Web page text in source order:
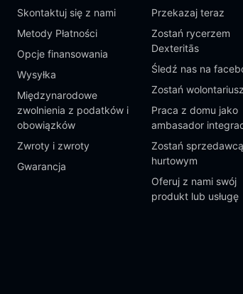
Skontaktuj się z nami
Metody Płatności
Opcje finansowania
Wysyłka
Międzynarodowe
zwolnienia z podatków i
obowiązków
Zwroty i zwroty
Gwarancja
Przekazaj teraz
Zostań rycerzem
Dexteritās
Śledź nas na
Zostań
Praca z domu jako
ambasador
Zostań sprzedawcą
hurtowym
Oferuj z nami swój
produkt lub usługę